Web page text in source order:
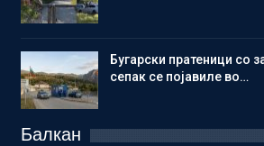
Бугарски пратеници со
сепак се појавиле во…
Балкан